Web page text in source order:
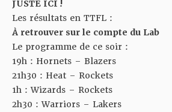
JUSTE ICI !
Les résultats en TTFL :
À retrouver sur le compte du Lab
Le programme de ce soir :
19h : Hornets – Blazers
21h30 : Heat – Rockets
1h : Wizards – Rockets
2h30 : Warriors – Lakers